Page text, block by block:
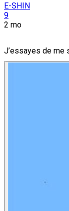
E-SHIN
9
2 mo
J’essayes de me